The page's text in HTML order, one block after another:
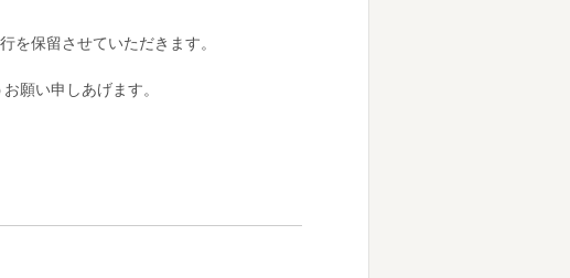
を保留させていただきます。
願い申しあげます。